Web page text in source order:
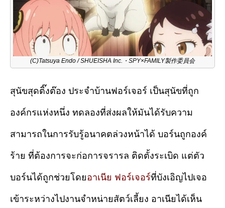
(C)Tatsuya Endo / SHUEISHA Inc.・SPY×FAMILY製作委員会
สุนัขสุดติ๊งต๊อง ประจำบ้านฟอร์เจอร์ เป็นสุนัขที่ถูก
องค์กรแห่งหนึ่ง ทดลองที่ส่งผลให้มันได้รับความ
สามารถในการรับรู้อนาคตล่วงหน้าได้ บอร์นถูกองค์
ร้าย ที่ต้องการจะก่อการจรารล ติดตั้งระเบิด แต่ตัว
บอร์นได้ถูกช่วยโดยอาเนีย ฟอร์เจอร์ที่บังเอิญไปเจอ
เข้าระหว่างไปงานจำหน่ายสัตว์เลี้ยง อาเนียได้เห็น